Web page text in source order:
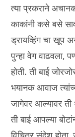
त्या प्रकराने
काकांनी कसे बसे
ड्रायव्हिंग चा खूप
पुन्हा वेग वाढवला,
होती. ती बाई
भयानक आवाज
जागेवर आल्यावर ती
ती बाई आपल्या